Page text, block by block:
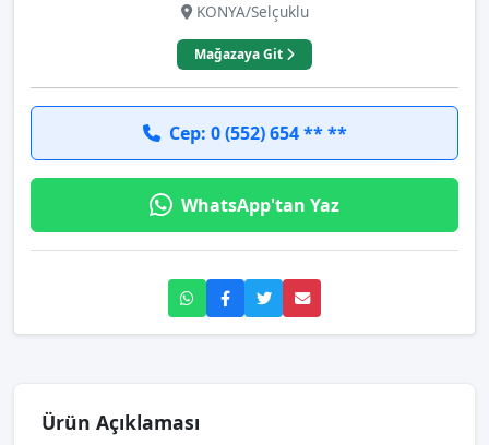
KONYA/Selçuklu
Mağazaya Git
Cep: 0 (552) 654 ** **
WhatsApp'tan Yaz
Ürün Açıklaması